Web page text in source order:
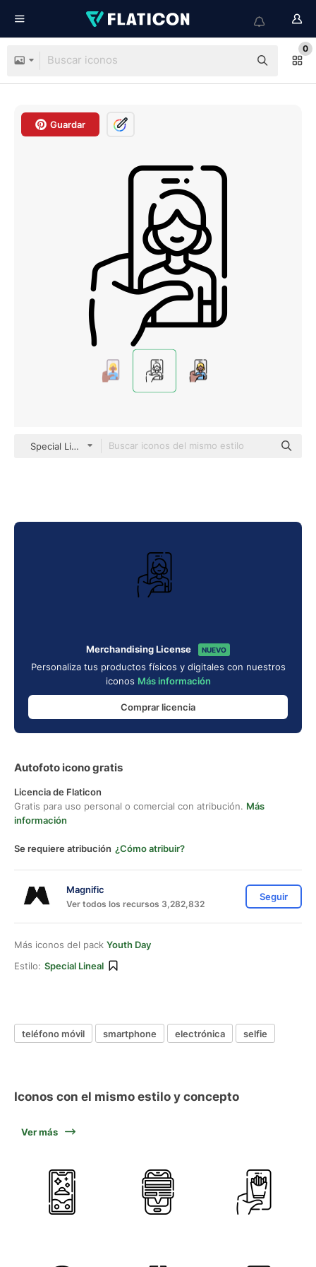
0
Guardar
Special Lineal
Merchandising License NUEVO
Personaliza tus productos físicos y digitales con nuestros
iconos Más información
Comprar licencia
Autofoto icono gratis
Licencia de Flaticon
Gratis para uso personal o comercial con atribución. Más
información
Se requiere atribución ¿Cómo atribuir?
Magnific
Ver todos los recursos 3,282,832
Seguir
Más iconos del pack Youth Day
Estilo: Special Lineal
teléfono móvil smartphone electrónica selfie
Iconos con el mismo estilo y concepto
Ver más